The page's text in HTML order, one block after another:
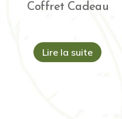
Coffret Cadeau
Lire la suite